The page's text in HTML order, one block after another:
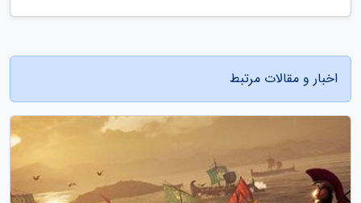
اخبار و مقالات مرتبط